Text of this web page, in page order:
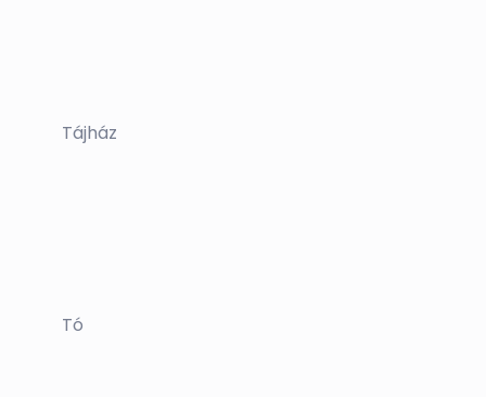
Tájház
Tó